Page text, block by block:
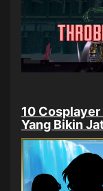
10 Cosplayer
Yang Bikin